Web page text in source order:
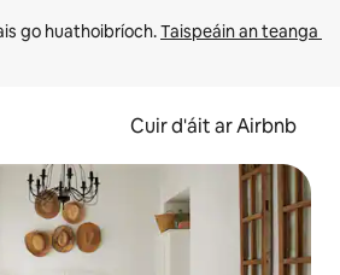
go huathoibríoch. Taispeáin an teanga
Cuir d'áit ar Airbnb